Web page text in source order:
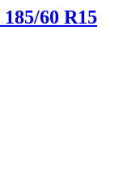
185/60 R15